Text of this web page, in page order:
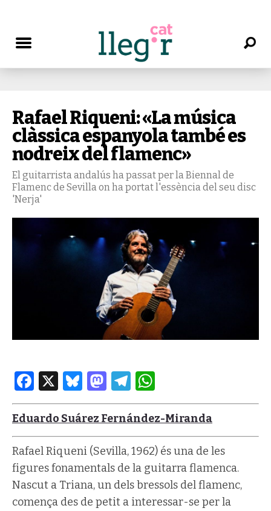
Rafael Riqueni: «La música
clàssica espanyola també es
nodreix del flamenc»
El guitarrista andalús ha passat per la Biennal de
Flamenc de Sevilla on ha portat l'essència del seu disc
'Nerja'
Facebook
X Bluesky
Mastodon
Telegram
Eduardo Suárez Fernández-Miranda
Rafael Riqueni (Sevilla, 1962) és una de les
figures fonamentals de la guitarra flamenca.
Nascut a Triana, un dels bressols del flamenc,
comença des de petit a interessar-se per la